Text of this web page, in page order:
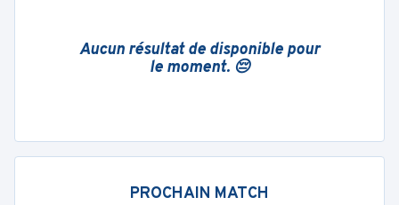
Aucun résultat de disponible pour
le moment. 😔
PROCHAIN MATCH